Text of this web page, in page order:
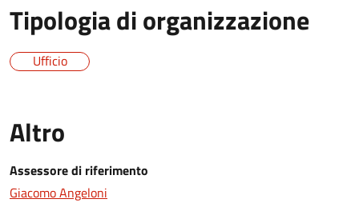
Tipologia di organizzazione
Ufficio
Altro
Assessore di riferimento
Giacomo Angeloni